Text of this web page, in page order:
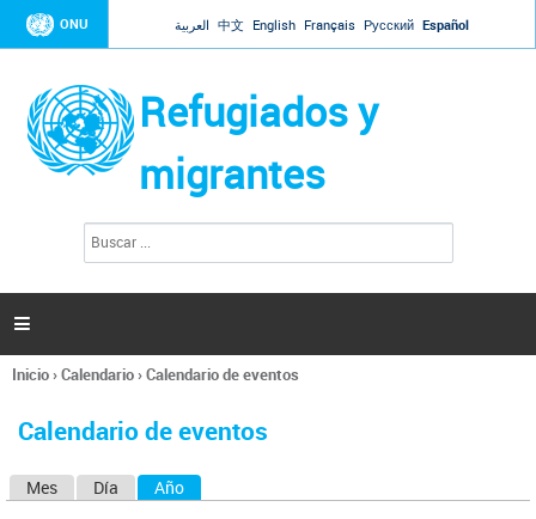
Jump to navigation
ONU العربية 中文 English Français Русский Español
Refugiados y
migrantes
l
s

Se
usted
Inicio›Calendario›Calendario de eventos
Calendario de eventos
Mes Día Año